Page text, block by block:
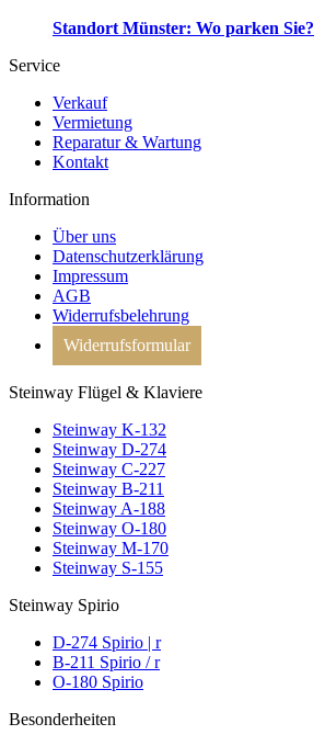
Standort Münster: Wo parken Sie?
Service
Verkauf
Vermietung
Reparatur & Wartung
Kontakt
Information
Über uns
Datenschutzerklärung
Impressum
AGB
Widerrufsbelehrung
Widerrufsformular
Steinway Flügel & Klaviere
Steinway K-132
Steinway D-274
Steinway C-227
Steinway B-211
Steinway A-188
Steinway O-180
Steinway M-170
Steinway S-155
Steinway Spirio
D-274 Spirio | r
B-211 Spirio / r
O-180 Spirio
Besonderheiten